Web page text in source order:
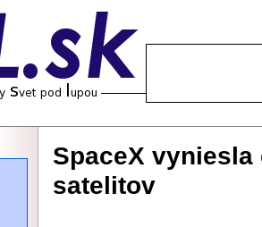
SpaceX
satelitov